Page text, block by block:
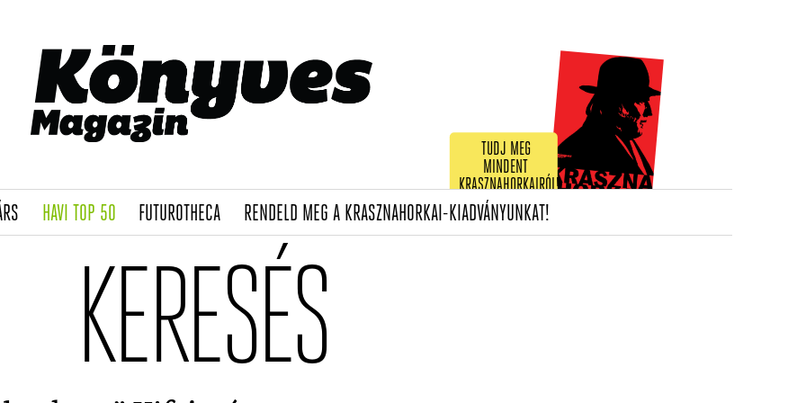
TUDJ MEG
MINDENT
KRASZNAHORKAIRÓL!
(CURRENT)
HAVI TOP 50(CURRENT)
FUTUROTHECA(CURRENT)
RENDELD MEG A KRASZNAHORKAI-KIADVÁNYUNKAT!(CURRENT)
KERESÉS